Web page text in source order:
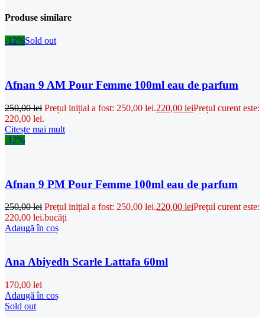
Produse similare
-12%Sold out
Afnan 9 AM Pour Femme 100ml eau de parfum
250,00lei Prețul inițial a fost: 250,00 lei.220,00 leiPrețul curent este:
220,00 lei.
Citește mai mult
-12%
Afnan 9 PM Pour Femme 100ml eau de parfum
250,00lei Prețul inițial a fost: 250,00 lei.220,00 leiPrețul curent este:
220,00 lei.bucăți
Adaugă în coș
Ana Abiyedh Scarle Lattafa 60ml
170,00 lei
Adaugă în coș
Sold out